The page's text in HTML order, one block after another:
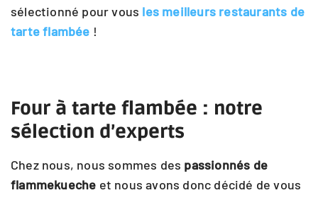
sélectionné pour vous les meilleurs restaurants de
tarte flambée !
Four à tarte flambée : notre
sélection d’experts
Chez nous, nous sommes des passionnés de
flammekueche et nous avons donc décidé de vous